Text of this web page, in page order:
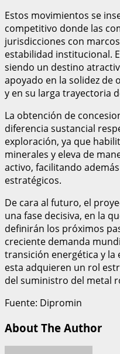
Estos movimientos se
competitivo donde las
jurisdicciones con
estabilidad institucional.
siendo un destino
apoyado en la solidez de
y en su larga trayectoria
La obtención de
diferencia sustancial
exploración, ya que
minerales y eleva de
activo, facilitando
estratégicos.
De cara al futuro, el
una fase decisiva, en la
definirán los próximos
creciente demanda
transición energética y la
esta adquieren un rol
del suministro del metal
Fuente: Dipromin
About The Author